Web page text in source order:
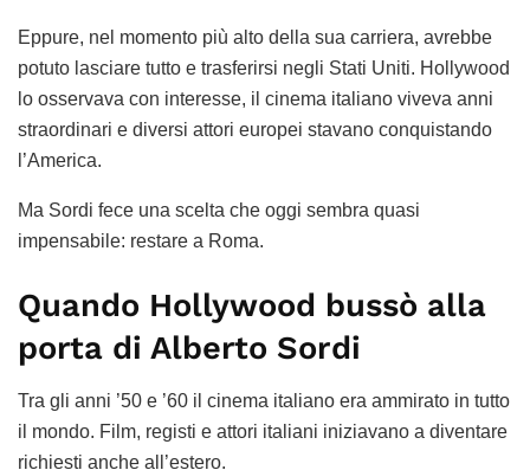
Eppure, nel momento più alto della sua carriera, avrebbe
potuto lasciare tutto e trasferirsi negli Stati Uniti. Hollywood
lo osservava con interesse, il cinema italiano viveva anni
straordinari e diversi attori europei stavano conquistando
l’America.
Ma Sordi fece una scelta che oggi sembra quasi
impensabile: restare a Roma.
Quando Hollywood bussò alla
porta di Alberto Sordi
Tra gli anni ’50 e ’60 il cinema italiano era ammirato in tutto
il mondo. Film, registi e attori italiani iniziavano a diventare
richiesti anche all’estero.